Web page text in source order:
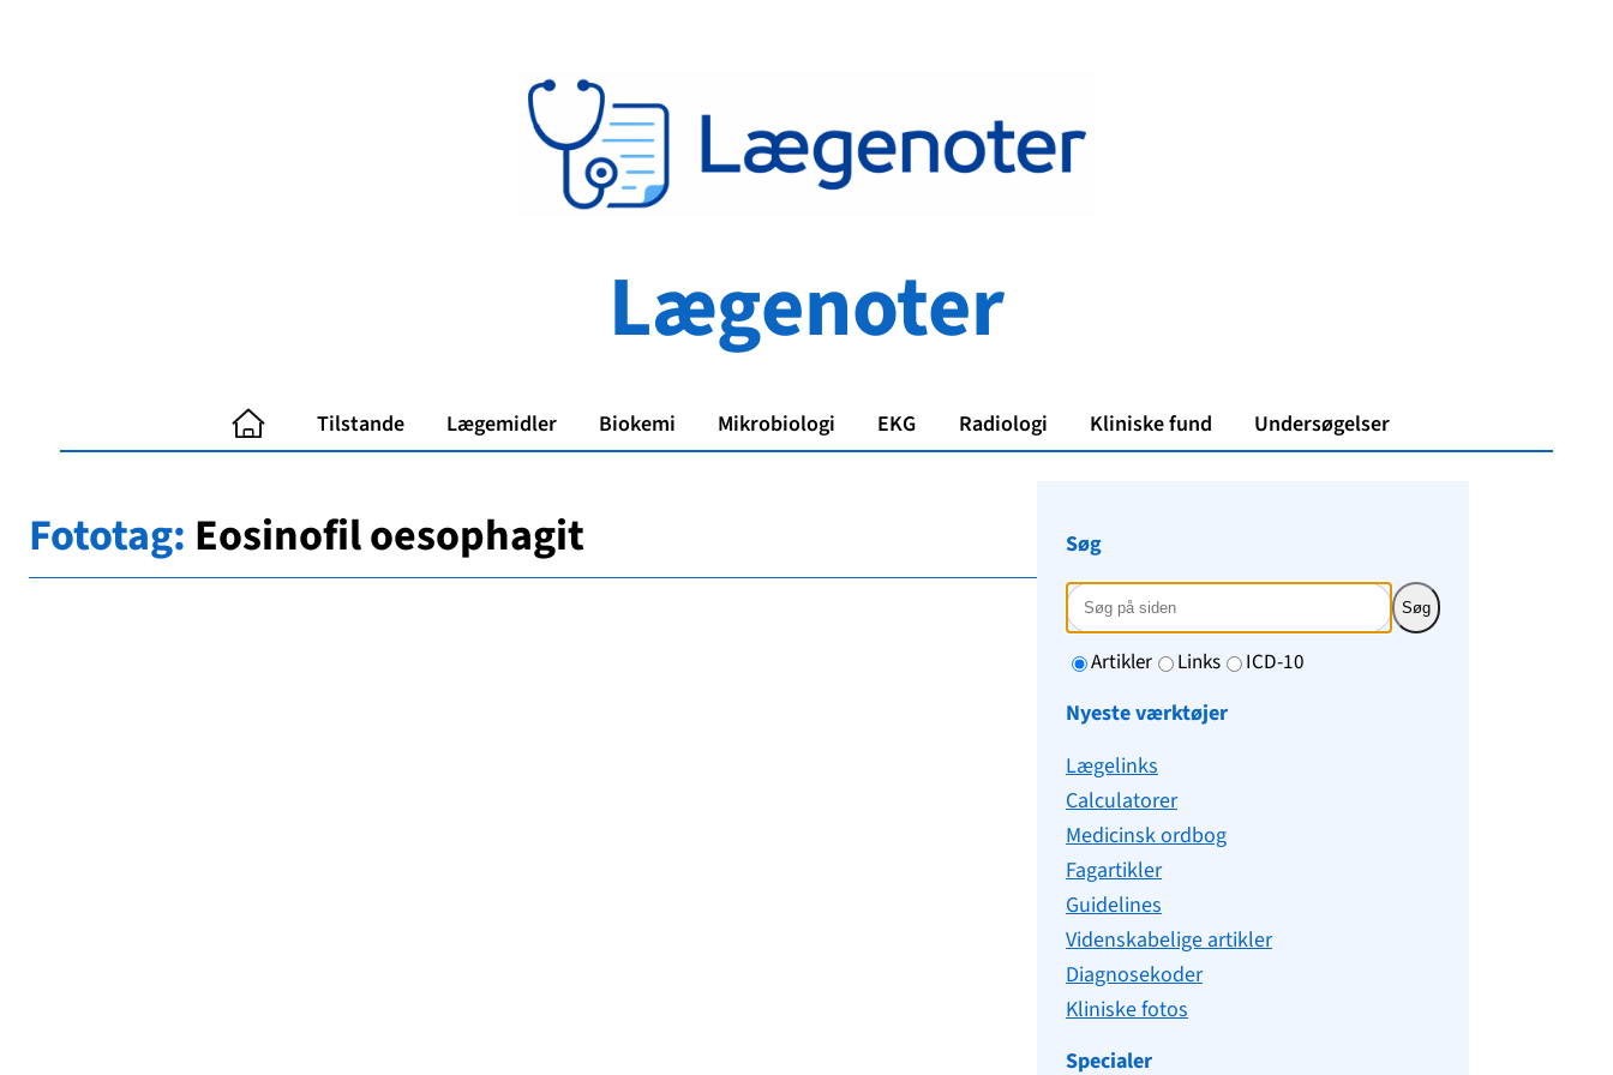
Lægenoter
Tilstande Lægemidler Biokemi Mikrobiologi EKG Radiologi Kliniske fund Undersøgelser
Fototag: Eosinofil oesophagit Søg
Søg
Artikler Links
ICD-10
Nyeste værktøjer
Lægelinks
Calculatorer
Medicinsk ordbog
Fagartikler
Guidelines
Videnskabelige artikler
Diagnosekoder
Kliniske fotos
Specialer